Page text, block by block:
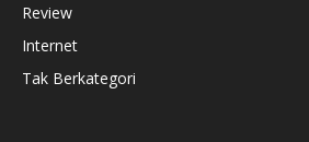
Review
Internet
Tak Berkategori